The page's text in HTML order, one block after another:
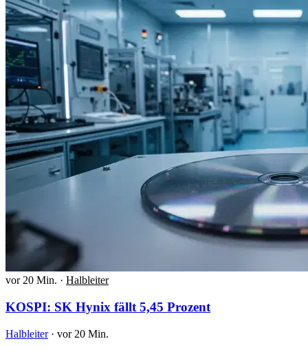
vor 20 Min. · Halbleiter
KOSPI: SK Hynix fällt 5,45 Prozent
Halbleiter · vor 20 Min.